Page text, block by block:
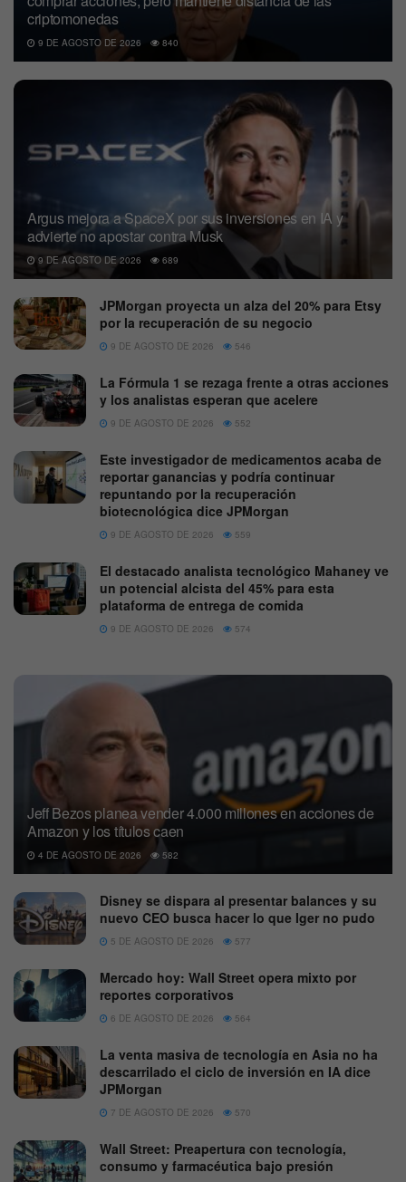
criptomonedas
9 DE AGOSTO DE 2026 840
Argus mejora a SpaceX por sus inversiones en IA y
advierte no apostar contra Musk
9 DE AGOSTO DE 2026 689
JPMorgan proyecta un alza del 20% para Etsy
por la recuperación de su negocio
9 DE AGOSTO DE 2026 546
La Fórmula 1 se rezaga frente a otras acciones
y los analistas esperan que acelere
9 DE AGOSTO DE 2026 552
Este investigador de medicamentos acaba de
reportar ganancias y podría continuar
repuntando por la recuperación
biotecnológica dice JPMorgan
9 DE AGOSTO DE 2026 559
El destacado analista tecnológico Mahaney ve
un potencial alcista del 45% para esta
plataforma de entrega de comida
9 DE AGOSTO DE 2026 574
Jeff Bezos planea vender 4.000 millones en acciones de
Amazon y los títulos caen
4 DE AGOSTO DE 2026 582
Disney se dispara al presentar balances y su
nuevo CEO busca hacer lo que Iger no pudo
5 DE AGOSTO DE 2026 577
Mercado hoy: Wall Street opera mixto por
reportes corporativos
6 DE AGOSTO DE 2026 564
La venta masiva de tecnología en Asia no ha
descarrilado el ciclo de inversión en IA dice
JPMorgan
7 DE AGOSTO DE 2026 570
Wall Street: Preapertura con tecnología,
consumo y farmacéutica bajo presión